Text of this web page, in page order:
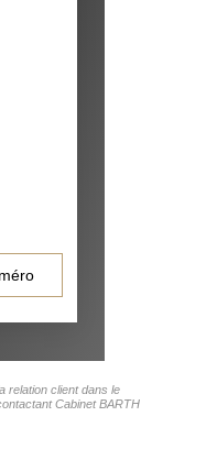
relation client dans le
Cabinet BARTH